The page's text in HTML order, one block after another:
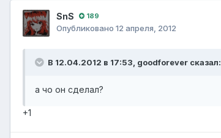
SnS 189
Опубликовано 12 апреля, 2012
В 12.04.2012 в 17:53, goodforever сказал:
а чо он сделал?
+1